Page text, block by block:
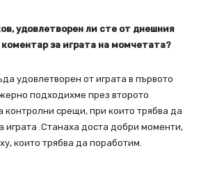
удовлетворен ли сте от днешния
за играта на момчетата?
удовлетворен от играта в първото
подходихме през второто
контролни срещи, при които трябва да
играта .Станаха доста добри моменти,
които трябва да поработим.